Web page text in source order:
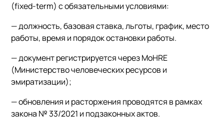
(fixed-term) с обязательными условиями:
— должность, базовая ставка, льготы, график, место
работы, время и порядок остановки работы.
— документ регистрируется через MoHRE
(Министерство человеческих ресурсов и
эмиратизации);
— обновления и расторжения проводятся в рамках
закона № 33/2021 и подзаконных актов.